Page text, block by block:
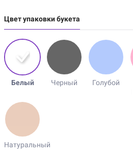
Цвет упаковки букета
Белый Черный Голубой
Натуральный